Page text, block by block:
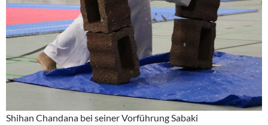
Shihan Chandana bei seiner Vorführung Sabaki